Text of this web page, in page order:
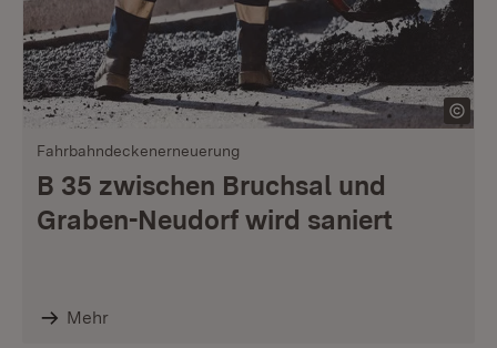
Fahrbahndeckenerneuerung
B 35 zwischen Bruchsal und
Graben-Neudorf wird saniert
Mehr